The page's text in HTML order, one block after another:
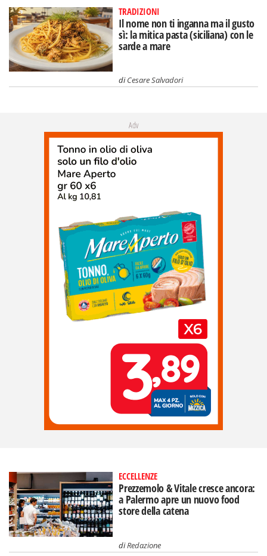
TRADIZIONI
Il nome non ti inganna ma il gusto
sì: la mitica pasta (siciliana) con le
sarde a mare
diCesare Salvadori
Adv
ECCELLENZE
Prezzemolo & Vitale cresce ancora:
a Palermo apre un nuovo food
store della catena
diRedazione